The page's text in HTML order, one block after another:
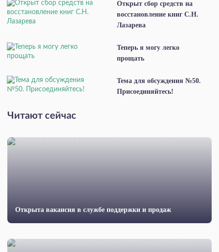
Открыт сбор средств на
восстановление книг С.Н.
Лазарева
Теперь я могу легко
прощать
Тема для обсуждения №50.
Присоединяйтесь!
Читают сейчас
Открыта вакансия в службе поддержки и продаж